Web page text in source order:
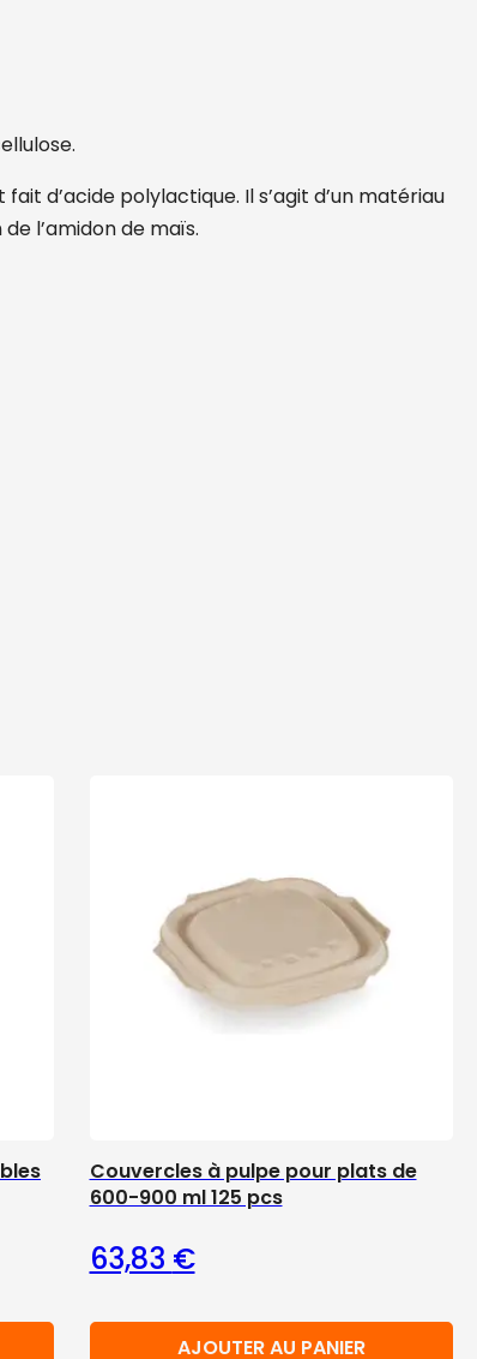
d’acide polylactique. Il s’agit d’un matériau
l’amidon de maïs.
Couvercles à pulpe pour plats de
600-900 ml 125 pcs
63,83 €
AJOUTER AU PANIER